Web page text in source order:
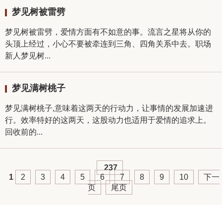
梦见树被雷劈
梦见树被雷劈，爱情方面有不如意的事。流言之星将从你的
头顶上经过，小心不要被牵连到三角、四角关系中去。职场
新人梦见树...
梦见满树桃子
梦见满树桃子,意味着这两天的行动力，让事情的发展加速进
行。效率特好的这两天，这股动力也适用于爱情的追求上。
回收前的...
237
1
2 3 4 5 6 7 8 9 10
下一
页
尾页